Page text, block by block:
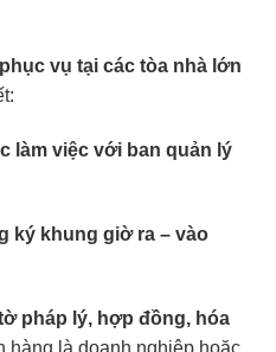
vụ tại các tòa nhà lớn
làm việc với ban quản lý
ký khung giờ ra – vào
pháp lý, hợp đồng, hóa
hàng là doanh nghiệp hoặc